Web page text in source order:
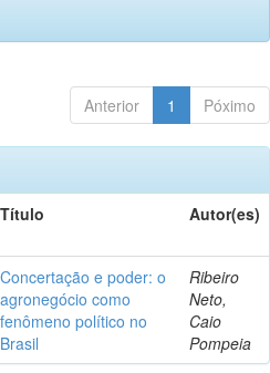
Anterior 1 Póximo
Título Autor(es)
Concertação e poder: o
agronegócio como
fenômeno político no
Brasil
Ribeiro
Neto,
Caio
Pompeia